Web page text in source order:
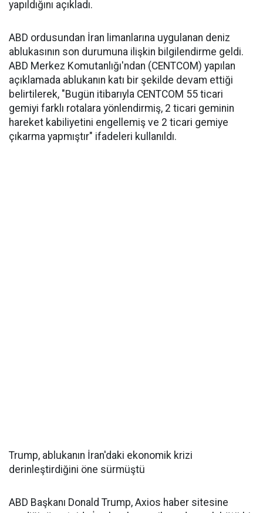
yapıldığını açıkladı.
ABD ordusundan İran limanlarına uygulanan deniz
ablukasının son durumuna ilişkin bilgilendirme geldi.
ABD Merkez Komutanlığı'ndan (CENTCOM) yapılan
açıklamada ablukanın katı bir şekilde devam ettiği
belirtilerek, "Bugün itibarıyla CENTCOM 55 ticari
gemiyi farklı rotalara yönlendirmiş, 2 ticari geminin
hareket kabiliyetini engellemiş ve 2 ticari gemiye
çıkarma yapmıştır" ifadeleri kullanıldı.
Trump, ablukanın İran'daki ekonomik krizi
derinleştirdiğini öne sürmüştü
ABD Başkanı Donald Trump, Axios haber sitesine